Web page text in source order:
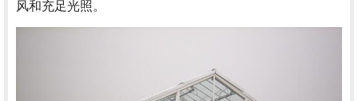
风和充足光照。